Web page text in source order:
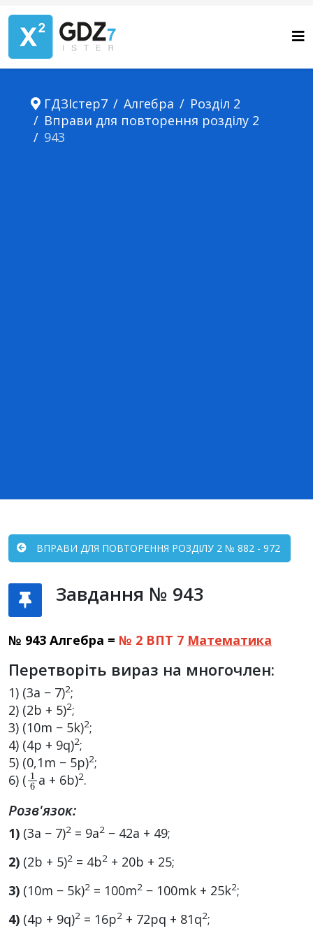
ГДЗІстер7 Алгебра
Розділ 2
Вправи для повторення розділу 2
943
ВПРАВИ ДЛЯ ПОВТОРЕННЯ РОЗДІЛУ 2 № 882 - 972
Завдання № 943
№ 943 Алгебра = № 2 ВПТ 7 Математика
Перетворіть вираз на многочлен:
1) (3a − 7)2;
2) (2b + 5)2;
3) (10m − 5k)2;
4) (4p + 9q)2;
5) (0,1m − 5p)2;
6) (16a + 6b)2.
Розв'язок:
1) (3a − 7)2 = 9a2 − 42a + 49;
2) (2b + 5)2 = 4b2 + 20b + 25;
3) (10m − 5k)2 = 100m2 − 100mk + 25k2;
4) (4p + 9q)2 = 16p2 + 72pq + 81q2;